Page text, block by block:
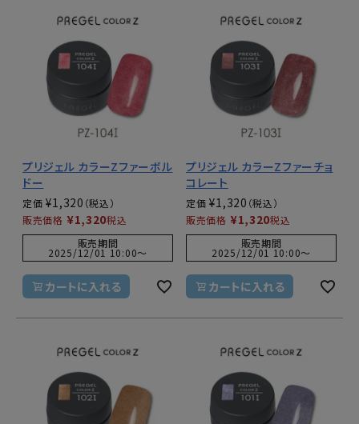
プリジェル カラーZファーボル
ドー
定価 ¥1,320
販売価格 ¥1,320税込
販売期間
2025/12/01 10:00〜
カートに入れる
プリジェル カラーZファーチョ
コレート
定価 ¥1,320
販売価格 ¥1,320税込
販売期間
2025/12/01 10:00〜
カートに入れる